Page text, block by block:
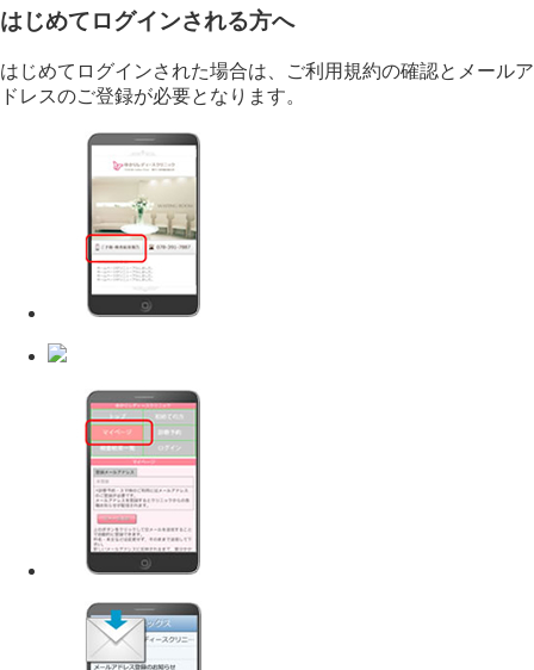
はじめてログインされる方へ
はじめてログインされた場合は、ご利用規約の確認とメールア
ドレスのご登録が必要となります。